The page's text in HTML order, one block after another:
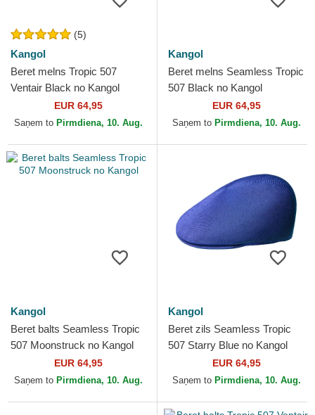
(5)
Kangol
Beret melns Tropic 507
Ventair Black no Kangol
EUR 64,95
Saņem to Pirmdiena, 10. Aug.
Kangol
Beret melns Seamless Tropic
507 Black no Kangol
EUR 64,95
Saņem to Pirmdiena, 10. Aug.
Kangol
Beret balts Seamless Tropic
507 Moonstruck no Kangol
EUR 64,95
Saņem to Pirmdiena, 10. Aug.
Kangol
Beret zils Seamless Tropic
507 Starry Blue no Kangol
EUR 64,95
Saņem to Pirmdiena, 10. Aug.